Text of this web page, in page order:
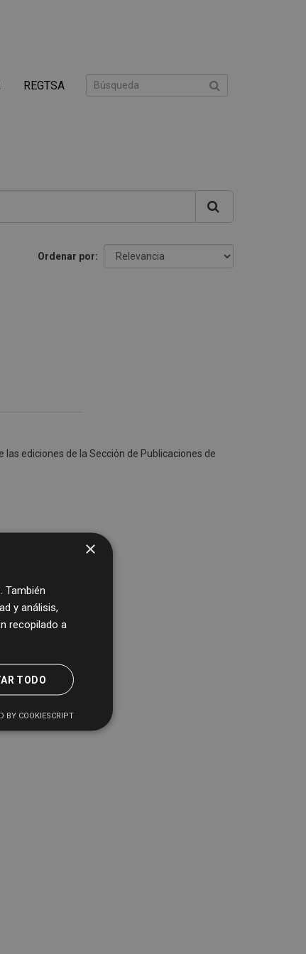
REGTSA
Ordenar por
ediciones de la Sección de Publicaciones de
×
También
y análisis,
recopilado a
TODO
BY COOKIESCRIPT